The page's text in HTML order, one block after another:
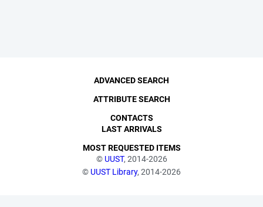
© UUST, 2014-2026
© UUST Library, 2014-2026
ADVANCED SEARCH
ATTRIBUTE SEARCH
CONTACTS
LAST ARRIVALS
MOST REQUESTED ITEMS